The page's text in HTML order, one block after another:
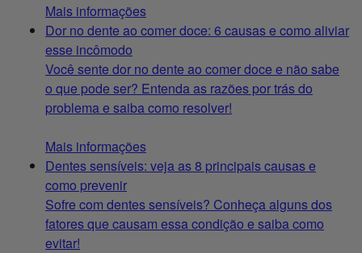
Mais informações
Dor no dente ao comer doce: 6 causas e como aliviar
esse incômodo
Você sente dor no dente ao comer doce e não sabe
o que pode ser? Entenda as razões por trás do
problema e saiba como resolver!
Mais informações
Dentes sensíveis: veja as 8 principais causas e
como prevenir
Sofre com dentes sensíveis? Conheça alguns dos
fatores que causam essa condição e saiba como
evitar!